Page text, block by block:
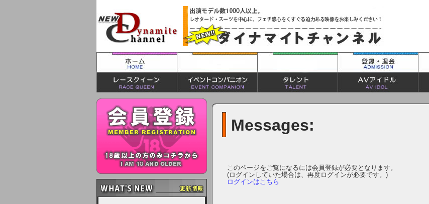
Messages:
このページをご覧になるには会員登録が必要となります。
(ログインしていた場合は、再度ログインが必要です。)
ログインはこちら